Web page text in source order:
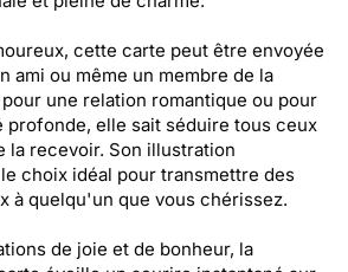
cette carte peut être envoyée
ami ou même un membre de la
une relation romantique ou pour
profonde, elle sait séduire tous ceux
la recevoir. Son illustration
choix idéal pour transmettre des
à quelqu'un que vous chérissez.
de joie et de bonheur, la